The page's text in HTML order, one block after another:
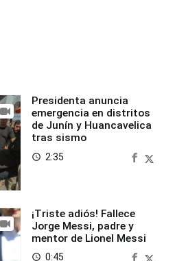
Presidenta anuncia
emergencia en distritos
de Junín y Huancavelica
tras sismo
access_time 2:35
¡Triste adiós! Fallece
Jorge Messi, padre y
mentor de Lionel Messi
access_time 0:45